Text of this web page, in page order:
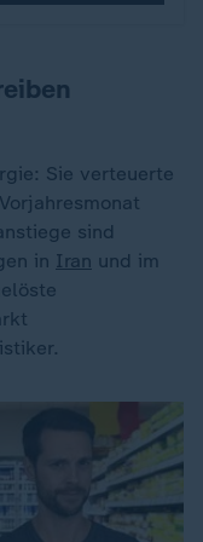
Sie verteuerte
sind
in Iran und im